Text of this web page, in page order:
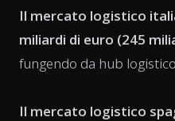
Il mercato logistico
miliardi di euro (245
fungendo da hub
Il mercato logistico